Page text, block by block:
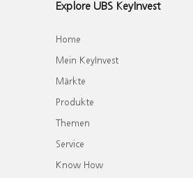
Explore UBS KeyInvest
Home
Mein KeyInvest
Märkte
Produkte
Themen
Service
Know How